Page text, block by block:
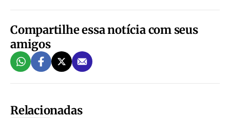
Compartilhe essa notícia com seus
amigos
Relacionadas